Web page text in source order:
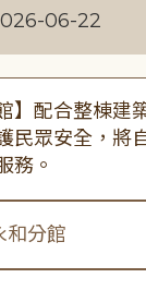
06-22
】配合整棟建
民眾安全，將
務。
和分館